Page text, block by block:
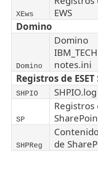
XEws
EWS
Domino
Domino
Domino
notes.ini
Registros de
SHPIO SHPIO.log
SP
SHPReg
de